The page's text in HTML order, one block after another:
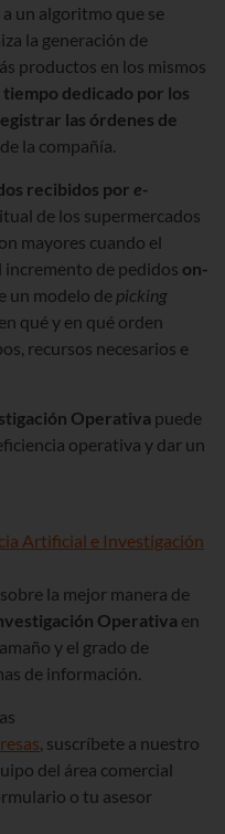
a un algoritmo que se
la generación de
productos en los mismos
dedicado por los
las órdenes de
la compañía.
recibidos por e-
de los supermercados
mayores cuando el
incremento de pedidos on-
un modelo de picking
qué y en qué orden
recursos necesarios e
Operativa puede
operativa y dar un
Artificial e Investigación
la mejor manera de
Operativa en
y el grado de
de información.
, suscríbete a nuestro
del área comercial
o tu asesor